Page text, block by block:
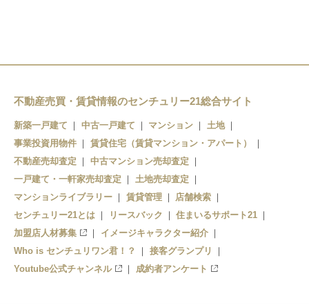
筒井駅
青森駅
不動産売買・賃貸情報のセンチュリー21総合サイト
新築一戸建て 中古一戸建て マンション
土地
事業投資用物件
賃貸住宅（賃貸マンション・アパート）
不動産売却査定
中古マンション売却査定
一戸建て・一軒家売却査定
土地売却査定
マンションライブラリー
賃貸管理
店舗検索
センチュリー21とは
リースバック
住まいるサポート21
加盟店人材募集
イメージキャラクター紹介
Who is センチュリワン君！？
接客グランプリ
Youtube公式チャンネル
成約者アンケート